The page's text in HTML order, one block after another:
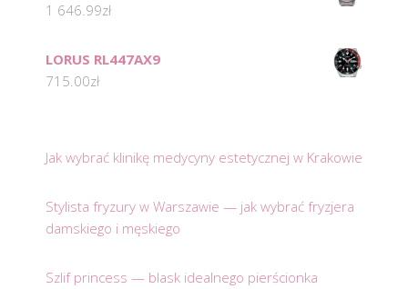
1 646.99zł
LORUS RL447AX9
715.00zł
Jak wybrać klinikę medycyny estetycznej w Krakowie
Stylista fryzury w Warszawie — jak wybrać fryzjera
damskiego i męskiego
Szlif princess — blask idealnego pierścionka